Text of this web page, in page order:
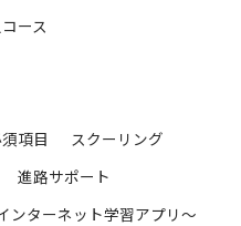
ース
項目
スクーリング
進路サポート
ンターネット学習アプリ～